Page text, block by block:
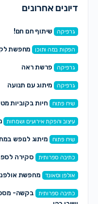
דיונים אחרונים
גרפיקה שיתוף חם חם!
הפקות במה ותוכן מחפשת
גרפיקה פרשת ראה
גרפיקה מיתוג עם תנועה
שיח פתוח חיות בקוביות
עיצוב והפקת אירועים ושמחות
שיח פתוח מיתוג לנופש
כתיבה ספרותית סקירה
אולפן וסאונד מחפשת
כתיבה ספרותית
בקשה- מספר